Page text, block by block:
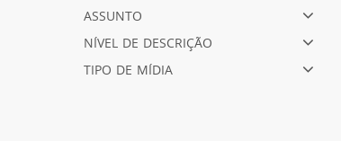
assunto
nível de descrição
tipo de mídia